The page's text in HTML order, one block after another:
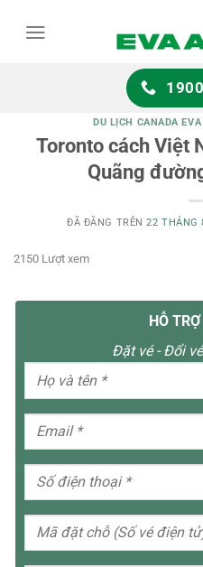
DU LỊCH CANADA
Toronto cách Việt
Quãng
ĐÃ ĐĂNG TRÊN22 THÁNG
2150 Lượt xem
HỖ
Đặt vé - Đổi